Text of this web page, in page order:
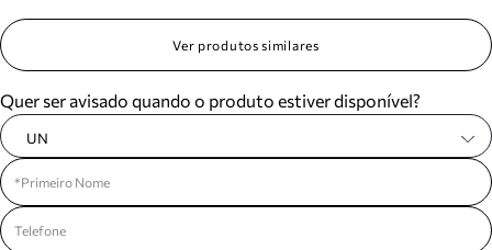
Acompanhe seus pedidos e solicite devoluções.
Ver produtos similares
Quer ser avisado quando o produto estiver disponível?
UN